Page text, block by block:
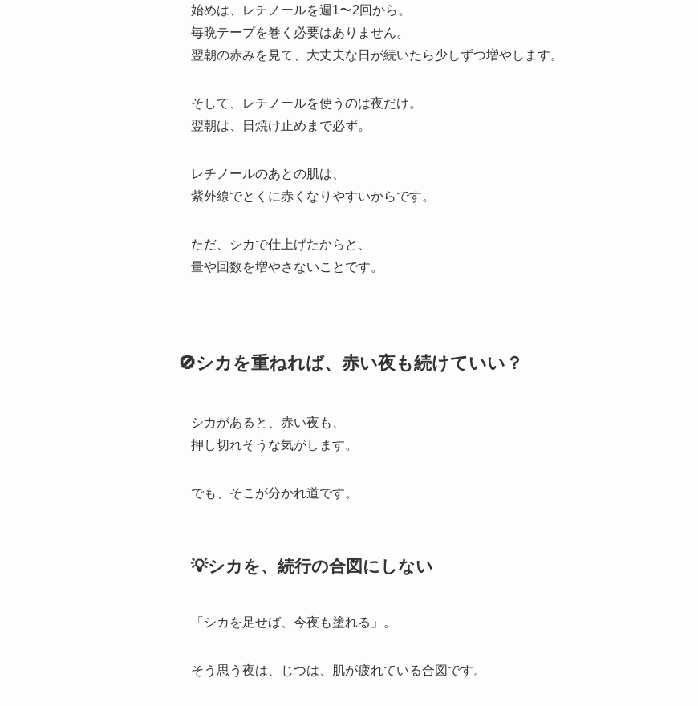
始めは、レチノールを週1〜2回から。
毎晩テープを巻く必要はありません。
翌朝の赤みを見て、大丈夫な日が続いたら少しずつ増やします。
そして、レチノールを使うのは夜だけ。
翌朝は、日焼け止めまで必ず。
レチノールのあとの肌は、
紫外線でとくに赤くなりやすいからです。
ただ、シカで仕上げたからと、
量や回数を増やさないことです。
🚫シカを重ねれば、赤い夜も続けていい？
シカがあると、赤い夜も、
押し切れそうな気がします。
でも、そこが分かれ道です。
💡シカを、続行の合図にしない
「シカを足せば、今夜も塗れる」。
そう思う夜は、じつは、肌が疲れている合図です。